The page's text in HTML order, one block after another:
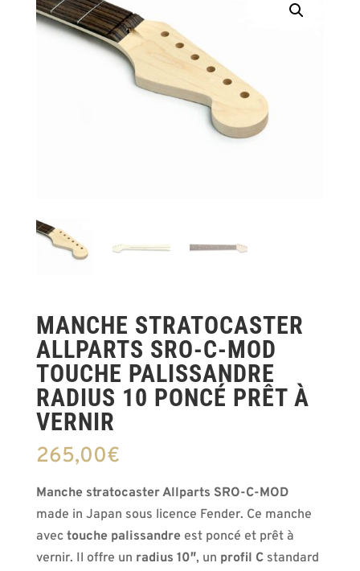
MANCHE STRATOCASTER
ALLPARTS SRO-C-MOD
TOUCHE PALISSANDRE
RADIUS 10 PONCÉ PRÊT À
VERNIR
265,00€
Manche stratocaster Allparts SRO-C-MOD
made in Japan sous licence Fender. Ce manche
avec touche palissandreest poncé et prêt à
vernir. Il offre un radius 10″, un profil Cstandard